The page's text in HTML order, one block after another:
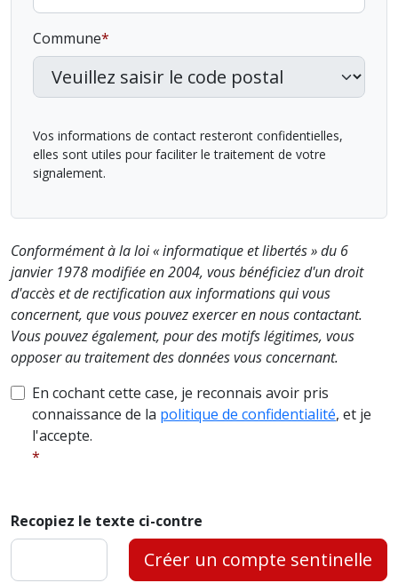
Commune
Vos informations de contact resteront confidentielles,
elles sont utiles pour faciliter le traitement de votre
signalement.
Conformément à la loi « informatique et libertés » du 6
janvier 1978 modifiée en 2004, vous bénéficiez d'un droit
d'accès et de rectification aux informations qui vous
concernent, que vous pouvez exercer en nous contactant.
Vous pouvez également, pour des motifs légitimes, vous
opposer au traitement des données vous concernant.
En cochant cette case, je reconnais avoir pris
connaissance de la politique de confidentialité, et je
l'accepte.
Recopiez le texte ci-contre
Créer un compte sentinelle